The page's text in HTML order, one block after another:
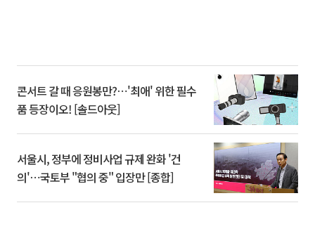
콘서트 갈 때 응원봉만?⋯'최애' 위한 필수
품 등장이오! [솔드아웃]
서울시, 정부에 정비사업 규제 완화 '건
의'⋯국토부 "협의 중" 입장만 [종합]